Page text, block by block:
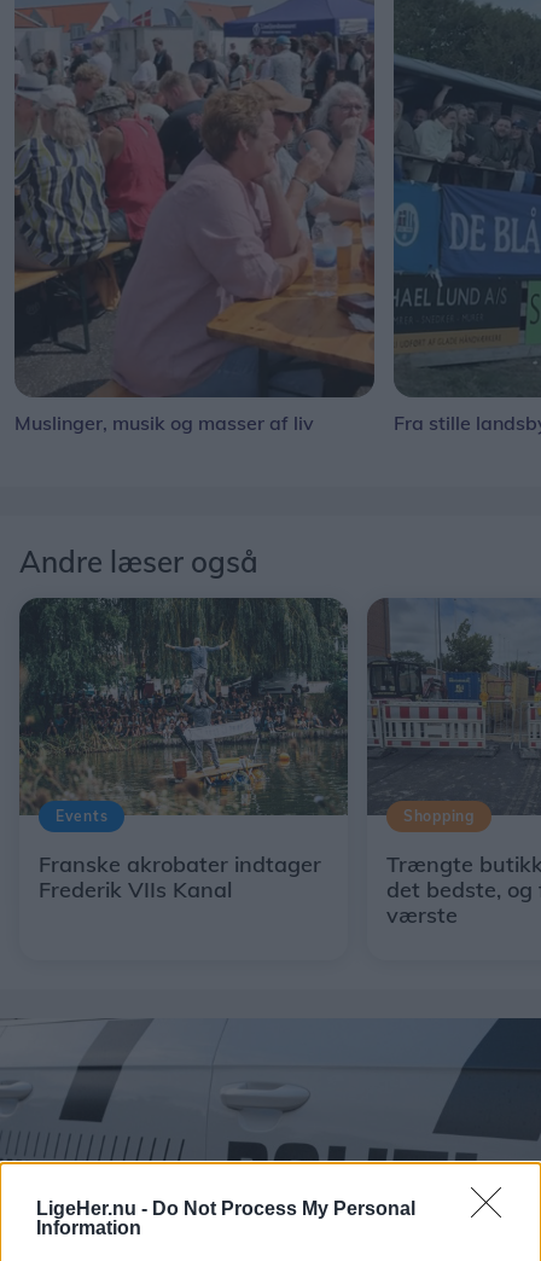
LigeHer.nu - Do Not Process My Personal
Information
Muslinger, musik og masser af liv Fra stille
Andre læser også
Events
Franske akrobater indtager
Frederik VIIs Kanal
Shopping
Trængte
det bedste,
værste